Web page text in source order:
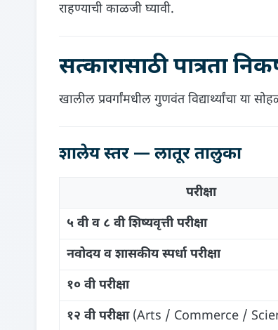
राहण्याची काळजी घ्यावी.
सत्कारासाठी पात्रता
खालील प्रवर्गांमधील गुणवंत विद्यार्थ्यांचा या
शालेय स्तर — लातूर तालुका
परीक्षा
५ वी व ८ वी शिष्यवृत्ती परीक्षा
नवोदय व शासकीय स्पर्धा परीक्षा
१० वी परीक्षा
१२ वी परीक्षा(Arts / Commerce /